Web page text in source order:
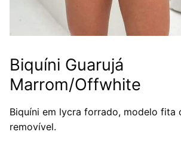
Biquíni Guarujá
Marrom/Offwhite
Biquíni em lycra forrado, modelo fita
removível.